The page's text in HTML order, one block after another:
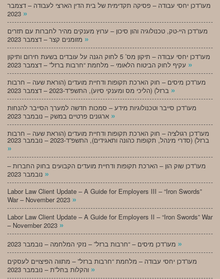
מעו”דכן יחסי עבודה – פסיקה תקדימית של בית הדין הארצי לעבודה – דצמבר
»
מעו”דכן היי-טק, טכנולוגיה והון סיכון – ערוץ מענקים מהיר לחברות עם תזרים
»
מעו”דכן יחסי עבודה – תיקון מס’ 5 לחוק הגנה על עובדים בשעת חירום ותיקון
»
מעו”דכן מיסים – חוק הארכת תקופות ודחיית מועדים (הוראת שעה – חרבות
»
מעו”דכן סייבר וטכנולוגיות מידע – סמכות חדשה למערך הסייבר להנחות
»
מעו”דכן רגולציה – חוק הארכת תקופות ודחיית מועדים (הוראת שעה – חרבות
ברזל) (סדרי מינהל, תקופות כהונה ותאגידים), התשפ”ד-2023 – נובמבר 2023
»
מעו”דכן שוק הון – הארכת תקופות ודחיית מועדים הקבועים בחוק החברות –
»
Labor Law Client Update – A Guide for Employers III – “Iron Swords”
War – November 2023 »
Labor Law Client Update – A Guide for Employers II – “Iron Swords” War
– November 2023 »
»
מעו”דכן יחסי עבודה – מלחמת “חרבות ברזל” – מתווה הפיצויים לעסקים
»